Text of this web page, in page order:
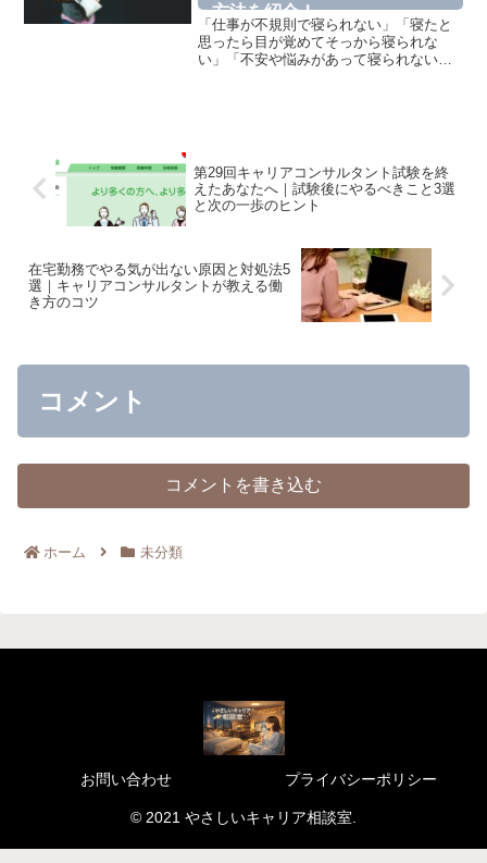
方法を紹介！
「仕事が不規則で寝られない」「寝たと
思ったら目が覚めてそっから寝られな
い」「不安や悩みがあって寝られない」
第29回キャリアコンサルタント試験を終
えたあなたへ｜試験後にやるべきこと3選
と次の一歩のヒント
在宅勤務でやる気が出ない原因と対処法5
選｜キャリアコンサルタントが教える働
き方のコツ
コメント
コメントを書き込む
ホーム 未分類
お問い合わせ プライバシーポリシー
© 2021 やさしいキャリア相談室.